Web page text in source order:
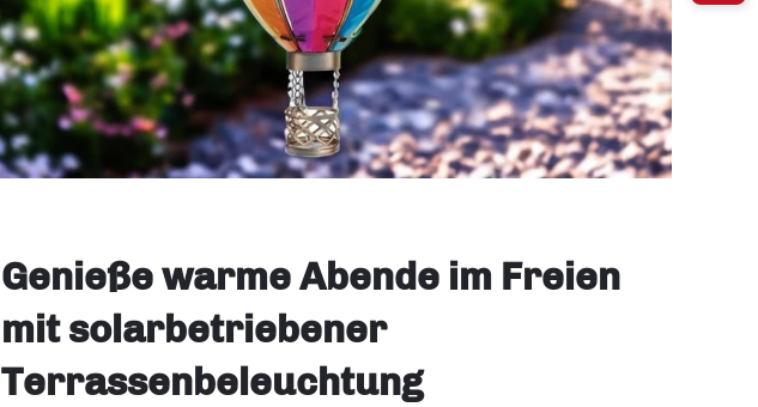
Genieße warme Abende im Freien
mit solarbetriebener
Terrassenbeleuchtung